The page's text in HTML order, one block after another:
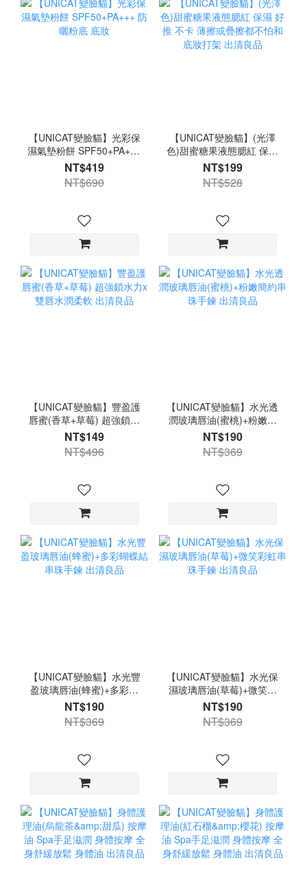
【UNICAT變臉貓】光彩保
濕氣墊粉餅 SPF50+PA+++
防曬粉底 底妝
NT$419
NT$690
【UNICAT變臉貓】(光澤
色)甜蜜糖果液態腮紅 保濕
好推 不卡 薄擦或疊擦都不
怕和底妝打架 出清良品
NT$199
NT$528
【UNICAT變臉貓】豐盈護
唇蜜(香草+草莓) 超強鎖水
力x雙唇水潤柔軟 出清良品
NT$149
NT$496
【UNICAT變臉貓】水光透
潤玻璃唇油(蜜桃)+粉嫩簡
約串珠手鍊 出清良品
NT$190
NT$369
【UNICAT變臉貓】水光豐
盈玻璃唇油(蜂蜜)+多彩蝴
蝶結串珠手鍊 出清良品
NT$190
NT$369
【UNICAT變臉貓】水光保
濕玻璃唇油(草莓)+微笑彩
虹串珠手鍊 出清良品
NT$190
NT$369